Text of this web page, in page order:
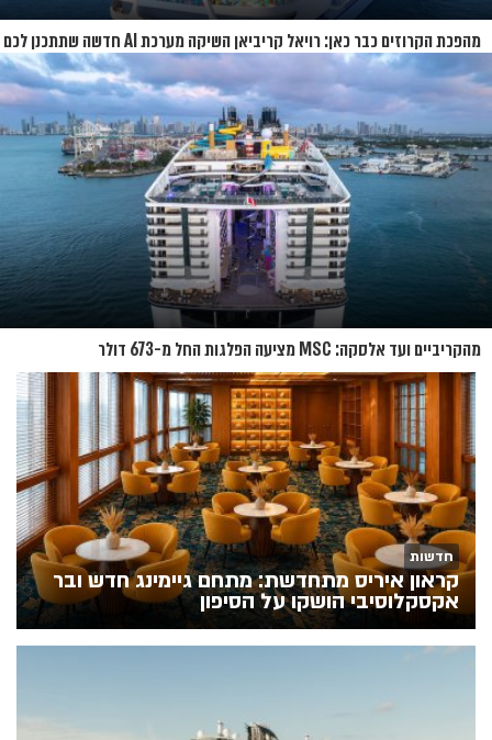
מהפכת הקרוזים כבר כאן: רויאל קריביאן השיקה מערכת AI חדשה שתתכנן לכם
את כל ההפלגה
מהקריביים ועד אלסקה: MSC מציעה הפלגות החל מ-673 דולר
חדשות
קראון איריס מתחדשת: מתחם גיימינג חדש ובר
אקסקלוסיבי הושקו על הסיפון